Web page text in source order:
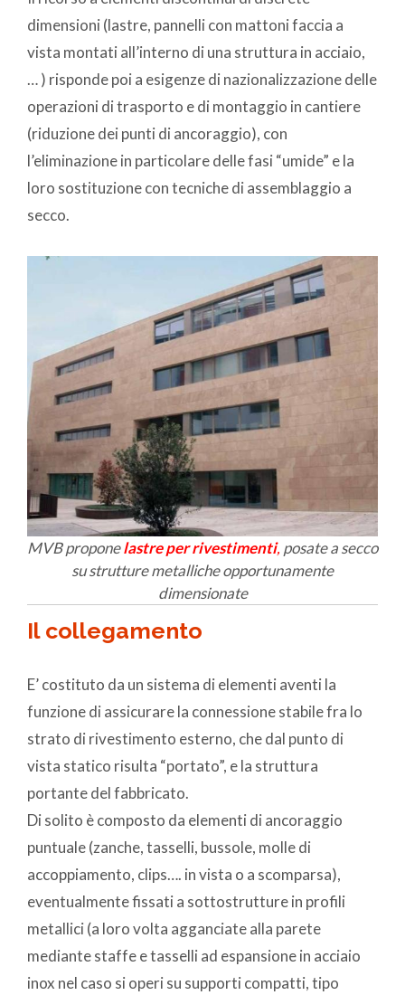
dimensioni (lastre, pannelli con mattoni faccia a
vista montati all’interno di una struttura in acciaio,
… ) risponde poi a esigenze di nazionalizzazione delle
operazioni di trasporto e di montaggio in cantiere
(riduzione dei punti di ancoraggio), con
l’eliminazione in particolare delle fasi “umide” e la
loro sostituzione con tecniche di assemblaggio a
secco.
MVB proponelastre per rivestimenti, posate a secco
su strutture metalliche opportunamente
dimensionate
Il collegamento
E’ costituto da un sistema di elementi aventi la
funzione di assicurare la connessione stabile fra lo
strato di rivestimento esterno, che dal punto di
vista statico risulta “portato”, e la struttura
portante del fabbricato.
Di solito è composto da elementi di ancoraggio
puntuale (zanche, tasselli, bussole, molle di
accoppiamento, clips…. in vista o a scomparsa),
eventualmente fissati a sottostrutture in profili
metallici (a loro volta agganciate alla parete
mediante staffe e tasselli ad espansione in acciaio
inox nel caso si operi su supporti compatti, tipo